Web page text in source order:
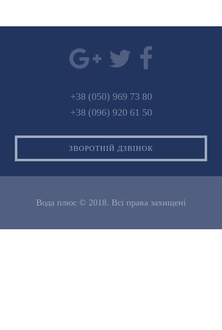
+38 (050) 969 73 80
+38 (096) 920 61 50
ЗВОРОТНІЙ ДЗВІНОК
Вода плюс © 2018. Всі права захищені